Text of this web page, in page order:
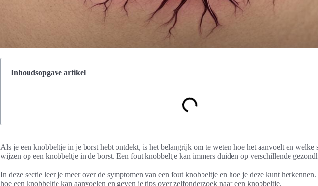
Inhoudsopgave artikel
Als je een knobbeltje in je borst hebt ontdekt, is het belangrijk om te weten hoe het aanvoelt en welke
wijzen op een knobbeltje in de borst. Een fout knobbeltje kan immers duiden op verschillende
In deze sectie leer je meer over de symptomen van een fout knobbeltje en hoe je deze kunt
hoe een knobbeltje kan aanvoelen en geven je tips over zelfonderzoek naar een knobbeltje.